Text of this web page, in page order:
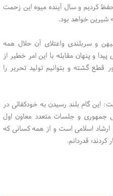
کردیم و سال آینده میوه این زحمت
خواهد بود.
و سربلندی واعتلای آن حلال همه
و پنهان مقابله با این امر خطیر از
گشته و بتوانیم تولید تحریر را
این گام بلند رسیدن به خودکفائی در
و جلسات متعدد معاون اول
اسلامی است و از همه کسانی که
کردند؛ قدردانم.